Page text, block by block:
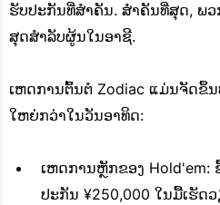
ຮັບປະກັນທີ່ສໍາຄັນ. ສໍາຄັນທີ່ສຸດ, ພວ
ສຸດສໍາລັບຜູ້ນໃນອາຊີ.
ເຫດການຕົ້ນຕໍ Zodiac ແມ່ນຈັດຂຶ້
ໃຫຍ່ກວ່າໃນວັນອາທິດ:
ເຫດການຫຼັກຂອງ Hold'em:
ປະກັນ ¥250,000 ໃນມື້ເຮັດວ